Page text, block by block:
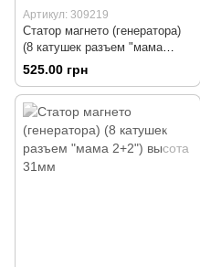
Артикул: 309219
Статор магнето (генератора)
(8 катушек разъем "мама
2+2") высота 31мм
525.00 грн